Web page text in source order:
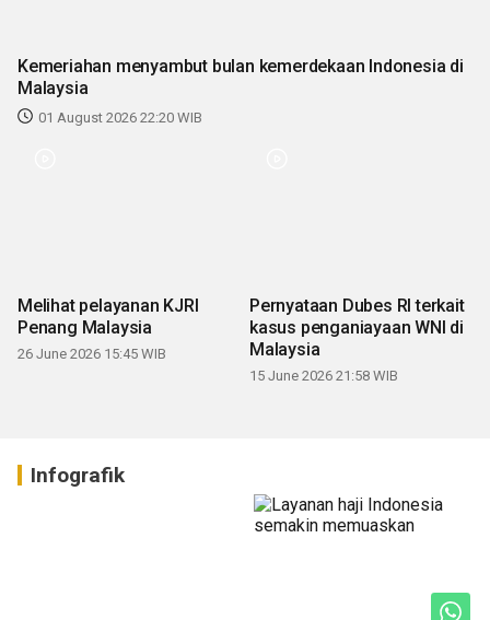
Kemeriahan menyambut bulan kemerdekaan Indonesia di
Malaysia
01 August 2026 22:20 WIB
Melihat pelayanan KJRI
Penang Malaysia
26 June 2026 15:45 WIB
Pernyataan Dubes RI terkait
kasus penganiayaan WNI di
Malaysia
15 June 2026 21:58 WIB
Infografik